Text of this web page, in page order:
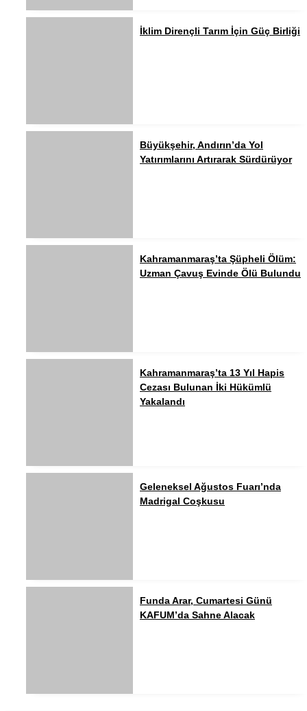
İklim Dirençli Tarım İçin Güç Birliği
Büyükşehir, Andırın’da Yol
Yatırımlarını Artırarak Sürdürüyor
Kahramanmaraş’ta Şüpheli Ölüm:
Uzman Çavuş Evinde Ölü Bulundu
Kahramanmaraş’ta 13 Yıl Hapis
Cezası Bulunan İki Hükümlü
Yakalandı
Geleneksel Ağustos Fuarı’nda
Madrigal Coşkusu
Funda Arar, Cumartesi Günü
KAFUM’da Sahne Alacak